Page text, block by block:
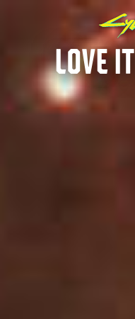
LOVE